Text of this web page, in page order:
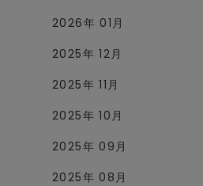
2026年 01月
2025年 12月
2025年 11月
2025年 10月
2025年 09月
2025年 08月